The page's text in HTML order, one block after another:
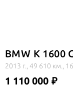
BMW K 1600
2013 г., 49 610 км.,
1 110 000